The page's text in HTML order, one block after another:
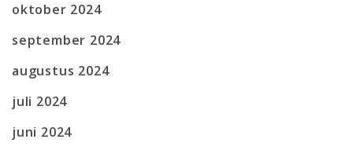
oktober 2024
september 2024
augustus 2024
juli 2024
juni 2024